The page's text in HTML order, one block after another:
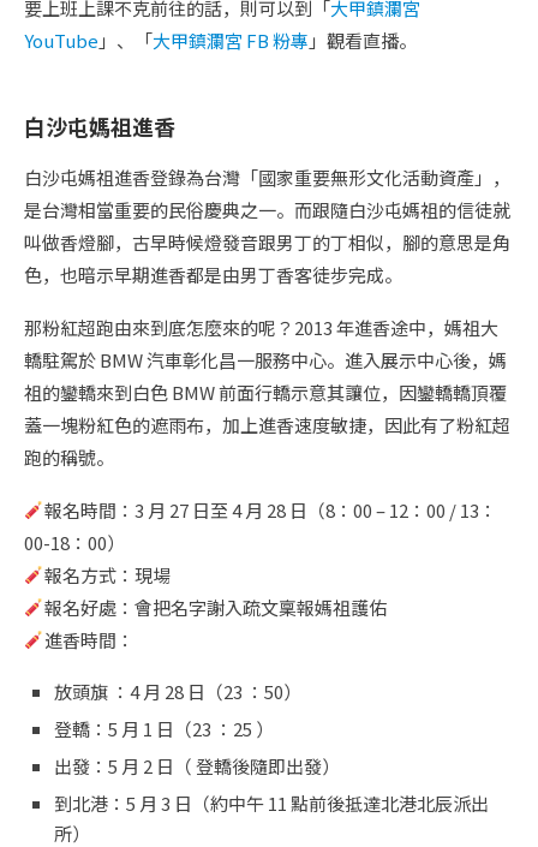
要上班上課不克前往的話，則可以到「大甲鎮瀾宮
YouTube 」、「大甲鎮瀾宮 FB 粉專 」觀看直播。
白沙屯媽祖進香
白沙屯媽祖進香登錄為台灣「國家重要無形文化活動資產」，
是台灣相當重要的民俗慶典之一。而跟隨白沙屯媽祖的信徒就
叫做香燈腳，古早時候燈發音跟男丁的丁相似，腳的意思是角
色，也暗示早期進香都是由男丁香客徒步完成。
那粉紅超跑由來到底怎麼來的呢？2013 年進香途中，媽祖大
轎駐駕於 BMW 汽車彰化昌一服務中心。進入展示中心後，媽
祖的鑾轎來到白色 BMW 前面行轎示意其讓位，因鑾轎轎頂覆
蓋一塊粉紅色的遮雨布，加上進香速度敏捷，因此有了粉紅超
跑的稱號。
報名時間：3 月 27 日至 4 月 28 日（8：00 – 12：00 / 13：
00-18：00）
報名方式：現場
報名好處：會把名字謝入疏文稟報媽祖護佑
進香時間：
放頭旗 ：4 月 28 日（23 ：50）
登轎：5 月 1 日（23 ：25 ）
出發：5 月 2 日（ 登轎後隨即出發）
到北港：5 月 3 日（約中午 11 點前後抵達北港北辰派出
所）